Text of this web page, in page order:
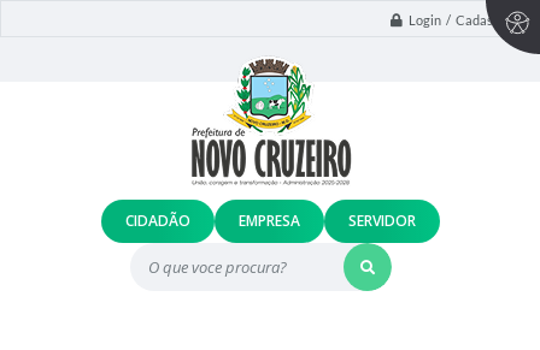
Login / Cadastro
O que voce procura?
CIDADÃO EMPRESA SERVIDOR